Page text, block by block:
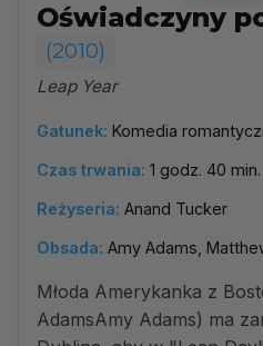
Oświadczyny
(2010)
Leap Year
Gatunek: Komedia
Czas trwania: 1 godz. 40 min.
Reżyseria: Anand Tucker
Obsada: Amy Adams,
Młoda Amerykanka z
AdamsAmy Adams) ma